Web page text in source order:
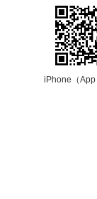
iPhone（App